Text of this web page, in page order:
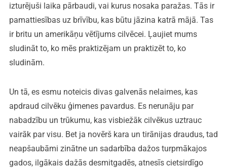
izturējuši laika pārbaudi, vai kurus nosaka paražas. Tās ir
pamattiesības uz brīvību, kas būtu jāzina katrā mājā. Tas
ir britu un amerikāņu vētījums cilvēcei. Ļaujiet mums
sludināt to, ko mēs praktizējam un praktizēt to, ko
sludinām.
Un tā, es esmu noteicis divas galvenās nelaimes, kas
apdraud cilvēku ģimenes pavardus. Es nerunāju par
nabadzību un trūkumu, kas visbiežāk cilvēkus uztrauc
vairāk par visu. Bet ja novērš kara un tirānijas draudus, tad
neapšaubāmi zinātne un sadarbība dažos turpmākajos
gados, ilgākais dažās desmitgadēs, atnesīs cietsirdīgo